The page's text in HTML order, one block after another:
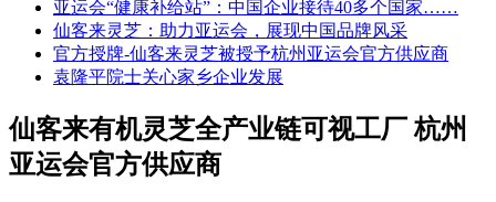
亚运会“健康补给站”：中国企业接待40多个国家……
仙客来灵芝：助力亚运会，展现中国品牌风采
官方授牌-仙客来灵芝被授予杭州亚运会官方供应商
袁隆平院士关心家乡企业发展
仙客来有机灵芝全产业链可视工厂 杭州
亚运会官方供应商